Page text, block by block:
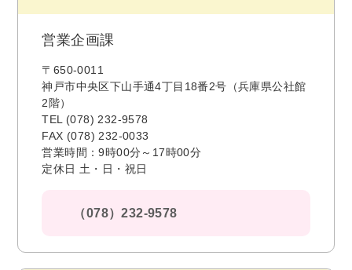
営業企画課
〒650-0011
神戸市中央区下山手通4丁目18番2号（兵庫県公社館
2階）
TEL (078) 232-9578
FAX (078) 232-0033
営業時間：9時00分～17時00分
定休日 土・日・祝日
（078）232-9578